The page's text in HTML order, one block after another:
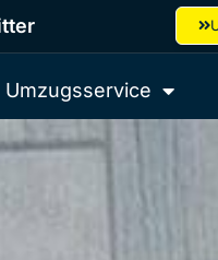
Umzugsservice